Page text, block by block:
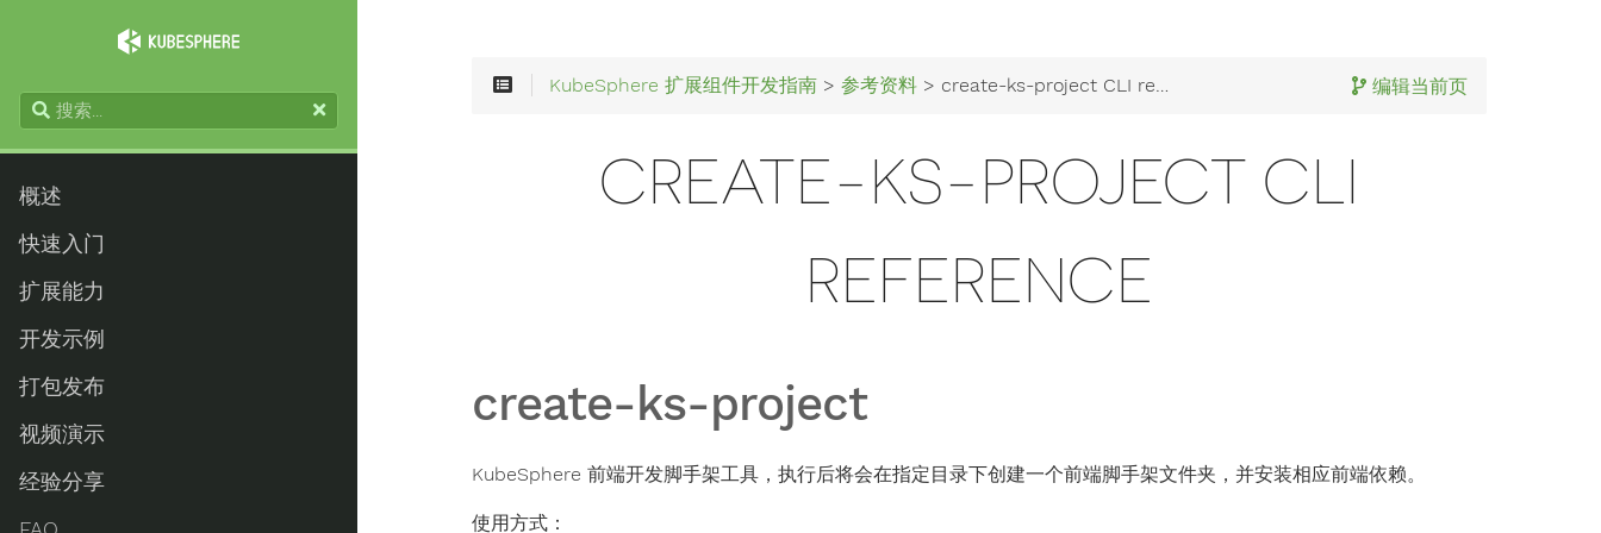
概述
快速入门
扩展能力
开发示例
打包发布
视频演示
经验分享
编辑当前页
KubeSphere 扩展组件开发指南 >参考资料 > create-ks-project CLI reference
CREATE-KS-PROJECT CLI
REFERENCE
create-ks-project
KubeSphere 前端开发脚手架工具，执行后将会在指定目录下创建一个前端脚手架文件夹，并安装相应前端依赖。
使用方式：